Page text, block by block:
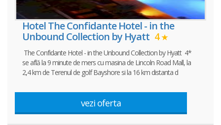
Hotel The Confidante Hotel - in the
Unbound Collection by Hyatt 4
The Confidante Hotel - in the Unbound Collection by Hyatt 4*
se află la 9 minute de mers cu masina de Lincoln Road Mall, la
2,4 km de Terenul de golf Bayshore si la 16 km distanta d
vezi oferta